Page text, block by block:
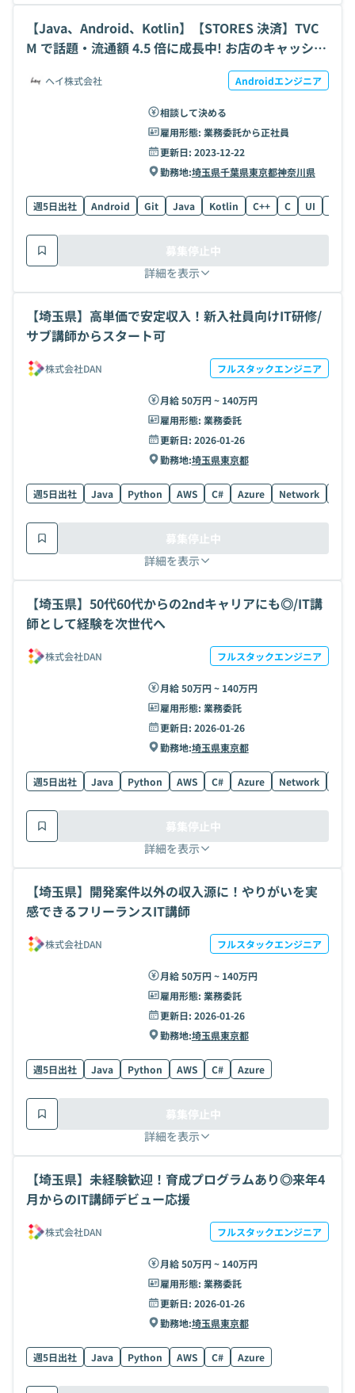
【Java、Android、Kotlin】【STORES 決済】TVC
M で話題・流通額 4.5 倍に成長中! お店のキャッシュ
レスをかんたんに。UX と堅牢性を実現する Android
開発の求人・案件
ヘイ株式会社 Androidエンジニア
相談して決める
雇用形態: 業務委託から正社員
更新日: 2023-12-22
勤務地:埼玉県千葉県東京都神奈川県
週5日出社 Android Git Java Kotlin C++ C UI
詳細を表示
募集停止中
【埼玉県】高単価で安定収入！新入社員向けIT研修/
サブ講師からスタート可
株式会社DAN フルスタックエンジニア
月給 50万円 ~ 140万円
雇用形態: 業務委託
更新日: 2026-01-26
勤務地:埼玉県東京都
週5日出社 Java Python AWS C# Azure Network
詳細を表示
募集停止中
【埼玉県】50代60代からの2ndキャリアにも◎/IT講
師として経験を次世代へ
株式会社DAN フルスタックエンジニア
月給 50万円 ~ 140万円
雇用形態: 業務委託
更新日: 2026-01-26
勤務地:埼玉県東京都
週5日出社 Java Python AWS C# Azure Network
詳細を表示
募集停止中
【埼玉県】開発案件以外の収入源に！やりがいを実
感できるフリーランスIT講師
株式会社DAN フルスタックエンジニア
月給 50万円 ~ 140万円
雇用形態: 業務委託
更新日: 2026-01-26
勤務地:埼玉県東京都
週5日出社 Java Python AWS C# Azure
詳細を表示
募集停止中
【埼玉県】未経験歓迎！育成プログラムあり◎来年4
月からのIT講師デビュー応援
株式会社DAN フルスタックエンジニア
月給 50万円 ~ 140万円
雇用形態: 業務委託
更新日: 2026-01-26
勤務地:埼玉県東京都
週5日出社 Java Python AWS C# Azure